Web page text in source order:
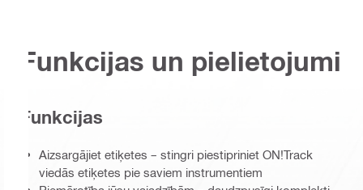
Funkcijas un pielietojumi
Funkcijas
Aizsargājiet etiķetes – stingri piestipriniet ON!Track
viedās etiķetes pie saviem instrumentiem